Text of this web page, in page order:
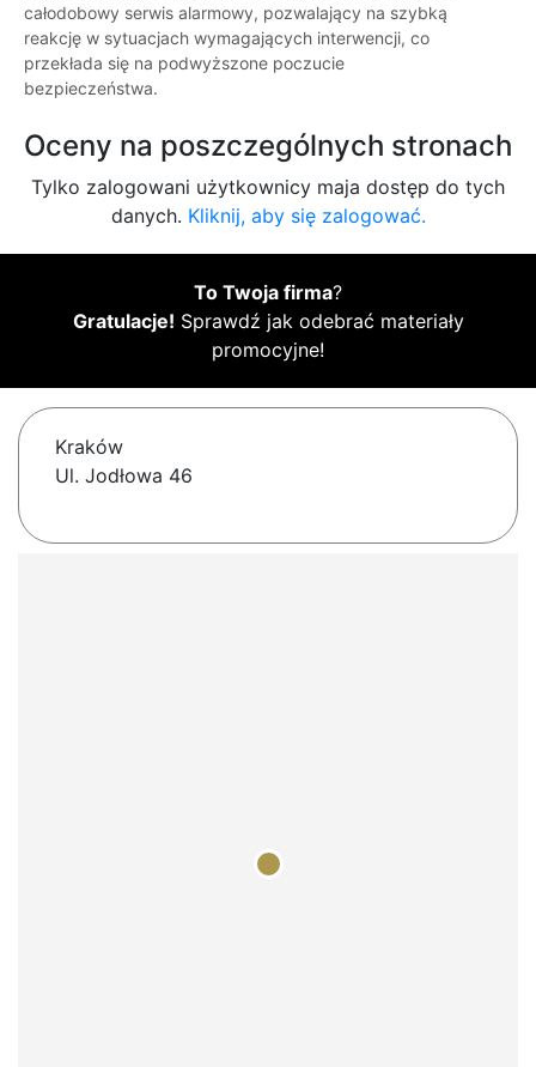
całodobowy serwis alarmowy, pozwalający na szybką
reakcję w sytuacjach wymagających interwencji, co
przekłada się na podwyższone poczucie
bezpieczeństwa.
Oceny na poszczególnych stronach
Tylko zalogowani użytkownicy maja dostęp do tych
danych. Kliknij, aby się zalogować.
To Twoja firma?
Gratulacje! Sprawdź jak odebrać materiały
promocyjne!
Kraków
Ul. Jodłowa 46